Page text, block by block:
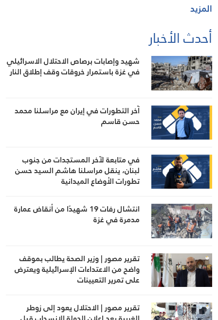
المزيد
أحدث الأخبار
شهيد وإصابات برصاص الاحتلال الاسرائيلي
في غزة باستمرار خروقات وقف إطلاق النار
آخر التطورات في إيران مع مراسلنا محمد
حسن قاسم
في متابعة لآخر المستجدات من جنوب
لبنان، ينقل مراسلنا هاشم السيد حسن
تطورات الأوضاع الميدانية
انتشال رفات 19 شهيدًا من أنقاض عمارة
مدمرة في غزة
تقرير مصور | وزير الصحة يطالب بموقف
واضح من الاعتداءات الإسرائيلية ويعترض
على تمرير التعيينات
تقرير مصور | الاحتلال يعود إلى زوطر